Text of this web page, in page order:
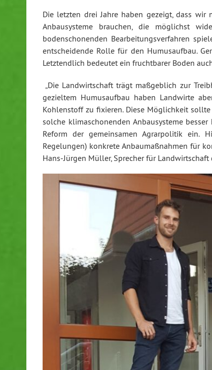
Die letzten drei Jahre haben gezeigt, dass wir
Anbausysteme brauchen, die möglichst
bodenschonenden Bearbeitungsverfahren
entscheidende Rolle für den Humusaufbau.
Letztendlich bedeutet ein fruchtbarer Boden
„Die Landwirtschaft trägt maßgeblich zur
gezieltem Humusaufbau haben Landwirte
Kohlenstoff zu fixieren. Diese Möglichkeit
solche klimaschonenden Anbausysteme
Reform der gemeinsamen Agrarpolitik ein.
Regelungen) konkrete Anbaumaßnahmen für
Hans-Jürgen Müller, Sprecher für